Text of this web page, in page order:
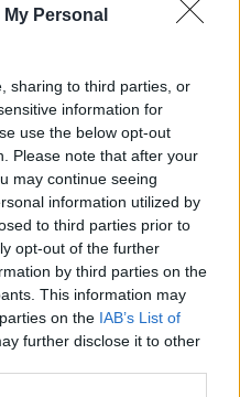
Personal
sharing to third parties, or
information for
use the below opt-out
Please note that after your
may continue seeing
information utilized by
to third parties prior to
opt-out of the further
by third parties on the
This information may
on the IAB’s List of
further disclose it to other
μέχρι τη μείωση των
το κλειδί για τη συνέπεια,
επίτευξη κάθε σημαντικού